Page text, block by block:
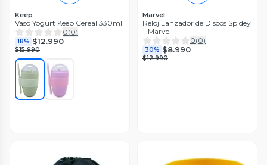
Keep
Vaso Yogurt Keep Cereal 330ml
0(0)
18% $12.990
$15.990
Marvel
Reloj Lanzador de Discos Spidey
– Marvel
0(0)
30% $8.990
$12.990